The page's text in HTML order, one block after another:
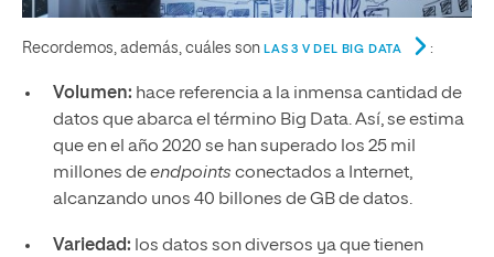
Recordemos, además, cuáles son LAS 3 V DEL BIG DATA :
Volumen: hace referencia a la inmensa cantidad de
datos que abarca el término Big Data. Así, se estima
que en el año 2020 se han superado los 25 mil
millones deendpoints conectados a Internet,
alcanzando unos 40 billones de GB de datos.
Variedad: los datos son diversos ya que tienen